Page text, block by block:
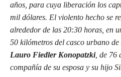
años, para cuya liberación los
mil dólares. El violento hecho se
alrededor de las 20:30 horas, en
50 kilómetros del casco urbano
Lauro Fiedler Konopatzki, de 76
compañía de su esposa y su hijo